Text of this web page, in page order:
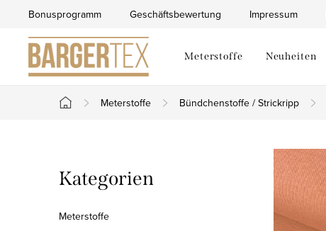
springen
Bonusprogramm Geschäftsbewertung Impressum
Meterstoffe Neuheiten
Startseite
Meterstoffe Bündchenstoffe / Strickripp
e
i
Kategorien
überspringen
Kategorien
Meterstoffe